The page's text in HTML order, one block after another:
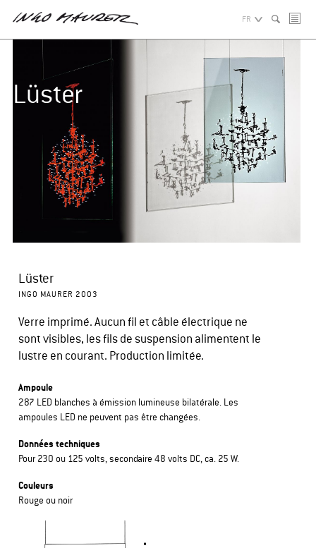
FR
Lüster
Lüster
INGO MAURER 2003
Verre imprimé. Aucun fil et câble électrique ne
sont visibles, les fils de suspension alimentent le
lustre en courant. Production limitée.
Ampoule
287 LED blanches à émission lumineuse bilatérale. Les
ampoules LED ne peuvent pas être changées.
Données techniques
Pour 230 ou 125 volts, secondaire 48 volts DC, ca. 25 W.
Couleurs
Rouge ou noir